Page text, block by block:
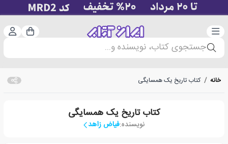
دسته‌بندی سبد
جستجوی کتاب، نویسنده و...
خانه / کتاب تاریخ یک همسایگی
کتاب تاریخ یک همسایگی
نویسنده:فیاض زاهد